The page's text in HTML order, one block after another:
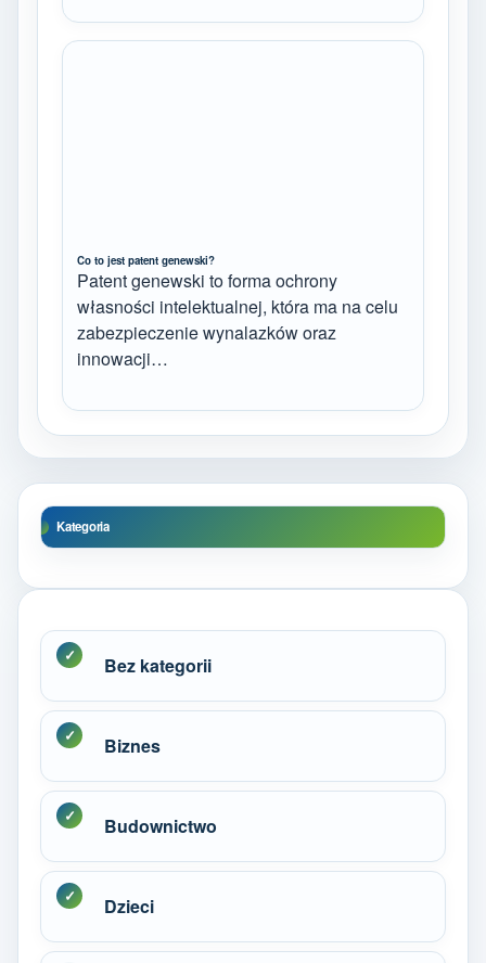
Co to jest patent genewski?
Patent genewski to forma ochrony
własności intelektualnej, która ma na celu
zabezpieczenie wynalazków oraz
innowacji…
Kategoria
Bez kategorii
Biznes
Budownictwo
Dzieci